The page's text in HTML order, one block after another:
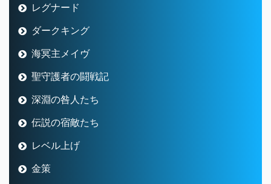
レグナード
ダークキング
海冥主メイヴ
聖守護者の闘戦記
深淵の咎人たち
伝説の宿敵たち
レベル上げ
金策